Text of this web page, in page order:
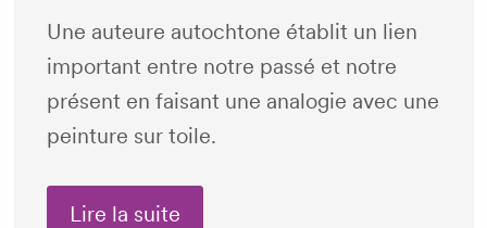
Une auteure autochtone établit un lien
important entre notre passé et notre
présent en faisant une analogie avec une
peinture sur toile.
Lire la suite